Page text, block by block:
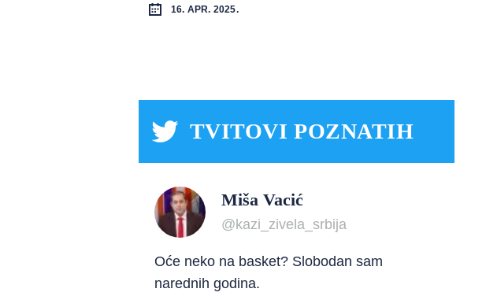
16. APR. 2025.
TVITOVI POZNATIH
Miša Vacić
@kazi_zivela_srbija
Oće neko na basket? Slobodan sam
narednih godina.